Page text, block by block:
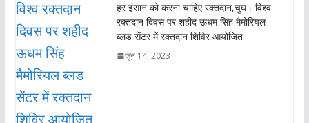
हर इंसान को करना चाहिए रक्तदान,चुघ। विश्व
रक्तदान दिवस पर शहीद ऊधम सिंह मैमोरियल
ब्लड सेंटर में रक्तदान शिविर आयोजित
जून 14, 2023